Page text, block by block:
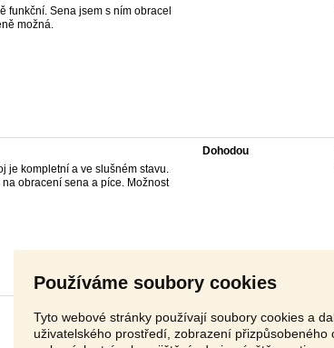
Používáme soubory cookies
Tyto webové stránky používají soubory cookies a
uživatelského prostředí, zobrazení
funkční. Sena jsem s ním obracel
možná.
je kompletní a ve slušném stavu.
obracení sena a píce. Možnost
Dohodou